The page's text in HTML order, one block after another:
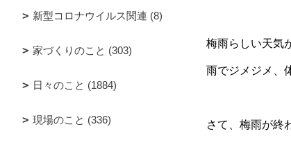
梅雨らしい天気
雨でジメジメ、
さて、梅雨が終
新型コロナウイルス関連 (8)
家づくりのこと (303)
日々のこと (1884)
現場のこと (336)